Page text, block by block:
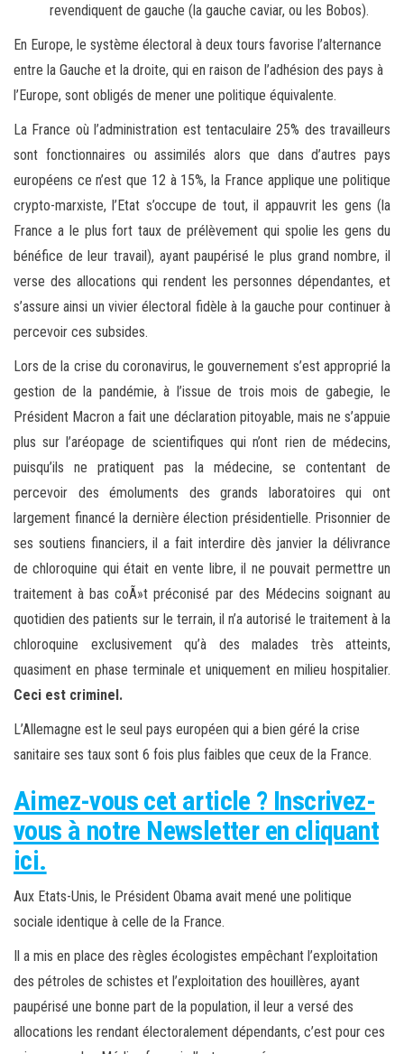
revendiquent de gauche (la gauche caviar, ou les Bobos).
En Europe, le système électoral à deux tours favorise l’alternance
entre la Gauche et la droite, qui en raison de l’adhésion des pays à
l’Europe, sont obligés de mener une politique équivalente.
La France où l’administration est tentaculaire 25% des travailleurs
sont fonctionnaires ou assimilés alors que dans d’autres pays
européens ce n’est que 12 à 15%, la France applique une politique
crypto-marxiste, l’Etat s’occupe de tout, il appauvrit les gens (la
France a le plus fort taux de prélèvement qui spolie les gens du
bénéfice de leur travail), ayant paupérisé le plus grand nombre, il
verse des allocations qui rendent les personnes dépendantes, et
s’assure ainsi un vivier électoral fidèle à la gauche pour continuer à
percevoir ces subsides.
Lors de la crise du coronavirus, le gouvernement s’est approprié la
gestion de la pandémie, à l’issue de trois mois de gabegie, le
Président Macron a fait une déclaration pitoyable, mais ne s’appuie
plus sur l’aréopage de scientifiques qui n’ont rien de médecins,
puisqu’ils ne pratiquent pas la médecine, se contentant de
percevoir des émoluments des grands laboratoires qui ont
largement financé la dernière élection présidentielle. Prisonnier de
ses soutiens financiers, il a fait interdire dès janvier la délivrance
de chloroquine qui était en vente libre, il ne pouvait permettre un
traitement à bas coÃ»t préconisé par des Médecins soignant au
quotidien des patients sur le terrain, il n’a autorisé le traitement à la
chloroquine exclusivement qu’à des malades très atteints,
quasiment en phase terminale et uniquement en milieu hospitalier.
Ceci est criminel.
L’Allemagne est le seul pays européen qui a bien géré la crise
sanitaire ses taux sont 6 fois plus faibles que ceux de la France.
Aimez-vous cet article ? Inscrivez-
vous à notre Newsletter en cliquant
ici.
Aux Etats-Unis, le Président Obama avait mené une politique
sociale identique à celle de la France.
Il a mis en place des règles écologistes empêchant l’exploitation
des pétroles de schistes et l’exploitation des houillères, ayant
paupérisé une bonne part de la population, il leur a versé des
allocations les rendant électoralement dépendants, c’est pour ces